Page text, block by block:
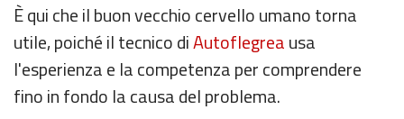
È qui che il buon vecchio cervello umano torna
utile, poiché il tecnico diAutoflegreausa
l'esperienza e la competenza per comprendere
fino in fondo la causa del problema.